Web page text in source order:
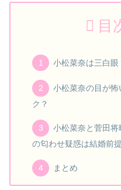
目
小松菜奈は三白眼
小松菜奈の目が
ク？
小松菜奈と菅田
の匂わせ疑惑は結婚前
まとめ